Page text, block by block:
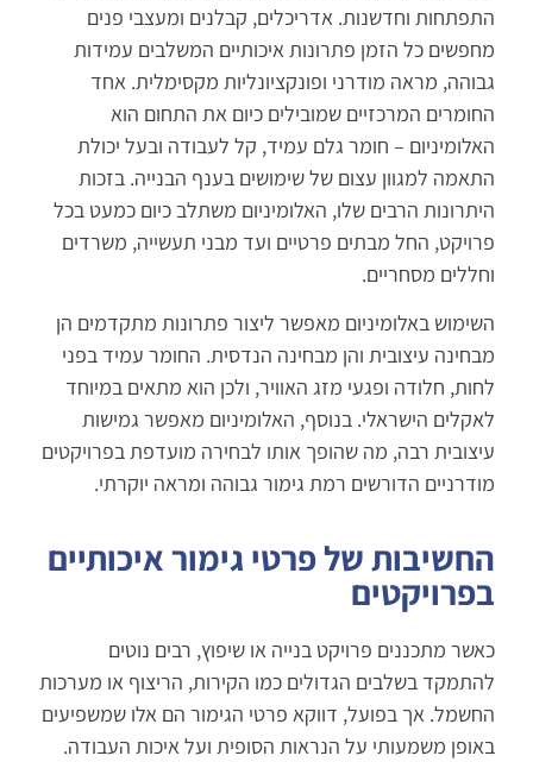
התפתחות וחדשנות. אדריכלים, קבלנים ומעצבי פנים
מחפשים כל הזמן פתרונות איכותיים המשלבים עמידות
גבוהה, מראה מודרני ופונקציונליות מקסימלית. אחד
החומרים המרכזיים שמובילים כיום את התחום הוא
האלומיניום – חומר גלם עמיד, קל לעבודה ובעל יכולת
התאמה למגוון עצום של שימושים בענף הבנייה. בזכות
היתרונות הרבים שלו, האלומיניום משתלב כיום כמעט בכל
פרויקט, החל מבתים פרטיים ועד מבני תעשייה, משרדים
וחללים מסחריים.
השימוש באלומיניום מאפשר ליצור פתרונות מתקדמים הן
מבחינה עיצובית והן מבחינה הנדסית. החומר עמיד בפני
לחות, חלודה ופגעי מזג האוויר, ולכן הוא מתאים במיוחד
לאקלים הישראלי. בנוסף, האלומיניום מאפשר גמישות
עיצובית רבה, מה שהופך אותו לבחירה מועדפת בפרויקטים
מודרניים הדורשים רמת גימור גבוהה ומראה יוקרתי.
החשיבות של פרטי גימור איכותיים
בפרויקטים
כאשר מתכננים פרויקט בנייה או שיפוץ, רבים נוטים
להתמקד בשלבים הגדולים כמו הקירות, הריצוף או מערכות
החשמל. אך בפועל, דווקא פרטי הגימור הם אלו שמשפיעים
באופן משמעותי על הנראות הסופית ועל איכות העבודה.